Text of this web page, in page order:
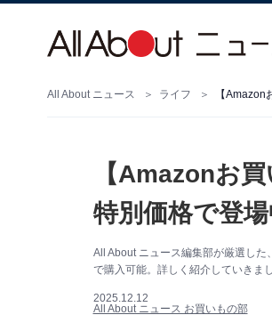
All About ニュース ライフ 【
【Amazonお
特別価格で登場
All About ニュース編集部が厳選し
で購入可能。詳しく紹介していきま
2025.12.12
All About ニュース お買いもの部